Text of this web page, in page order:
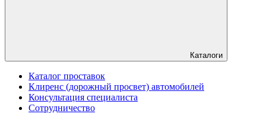
Каталоги
Каталог проставок
Клиренс (дорожный просвет) автомобилей
Консультация специалиста
Сотрудничество